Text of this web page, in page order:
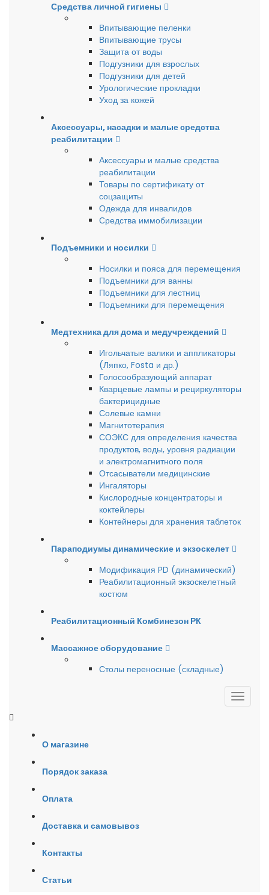
Средства личной гигиены
Впитывающие пеленки
Впитывающие трусы
Защита от воды
Подгузники для взрослых
Подгузники для детей
Урологические прокладки
Уход за кожей
Аксессуары, насадки и малые средства
реабилитации
Аксессуары и малые средства
реабилитации
Товары по сертификату от
соцзащиты
Одежда для инвалидов
Средства иммобилизации
Подъемники и носилки
Носилки и пояса для перемещения
Подъемники для ванны
Подъемники для лестниц
Подъемники для перемещения
Медтехника для дома и медучреждений
Игольчатые валики и аппликаторы
(Ляпко, Fosta и др.)
Голосообразующий аппарат
Кварцевые лампы и рециркуляторы
бактерицидные
Солевые камни
Магнитотерапия
СОЭКС для определения качества
продуктов, воды, уровня радиации
и электромагнитного поля
Отсасыватели медицинские
Ингаляторы
Кислородные концентраторы и
коктейлеры
Контейнеры для хранения таблеток
Параподиумы динамические и экзоскелет
Модификация PD (динамический)
Реабилитационный экзоскелетный
костюм
Реабилитационный Комбинезон РК
Массажное оборудование
Столы переносные (складные)
О магазине
Порядок заказа
Оплата
Доставка и самовывоз
Контакты
Статьи